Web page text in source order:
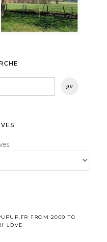
FROM 2009 TO
LOVE